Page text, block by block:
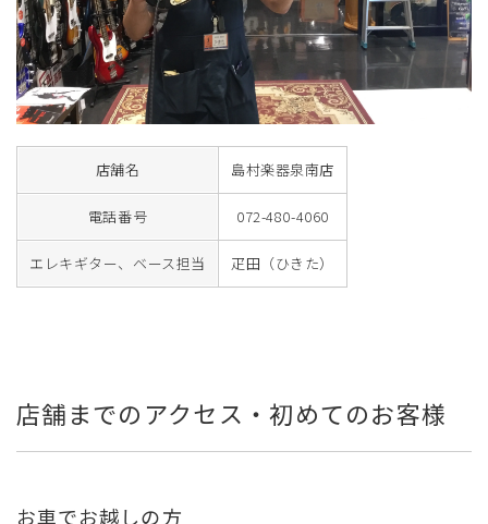
店舗名 島村楽器泉南店
電話番号 072-480-4060
エレキギター、ベース担当 疋田（ひきた）
店舗までのアクセス・初めてのお客様
お車でお越しの方